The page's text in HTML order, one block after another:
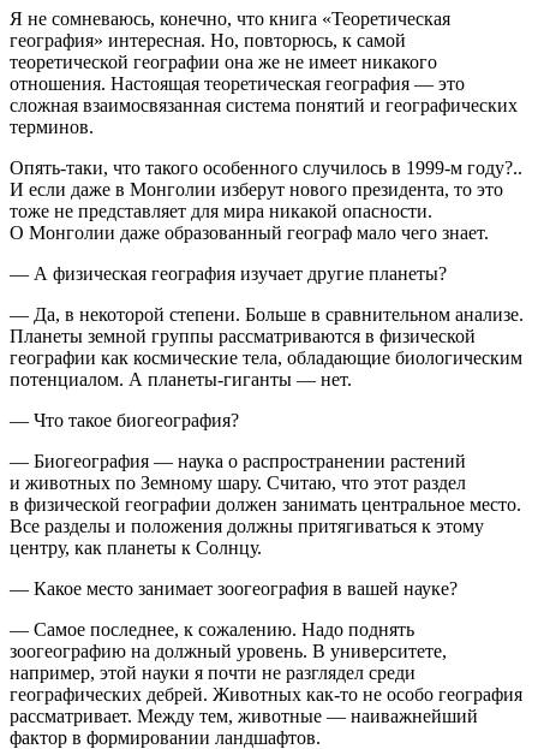
Я не сомневаюсь, конечно, что книга «Теоретическая
география» интересная. Но, повторюсь, к самой
теоретической географии она же не имеет никакого
отношения. Настоящая теоретическая география — это
сложная взаимосвязанная система понятий и географических
терминов.
Опять-таки, что такого особенного случилось в 1999-м году?..
И если даже в Монголии изберут нового президента, то это
тоже не представляет для мира никакой опасности.
О Монголии даже образованный географ мало чего знает.
— А физическая география изучает другие планеты?
— Да, в некоторой степени. Больше в сравнительном анализе.
Планеты земной группы рассматриваются в физической
географии как космические тела, обладающие биологическим
потенциалом. А планеты-гиганты — нет.
— Что такое биогеография?
— Биогеография — наука о распространении растений
и животных по Земному шару. Считаю, что этот раздел
в физической географии должен занимать центральное место.
Все разделы и положения должны притягиваться к этому
центру, как планеты к Солнцу.
— Какое место занимает зоогеография в вашей науке?
— Самое последнее, к сожалению. Надо поднять
зоогеографию на должный уровень. В университете,
например, этой науки я почти не разглядел среди
географических дебрей. Животных как-то не особо география
рассматривает. Между тем, животные — наиважнейший
фактор в формировании ландшафтов.